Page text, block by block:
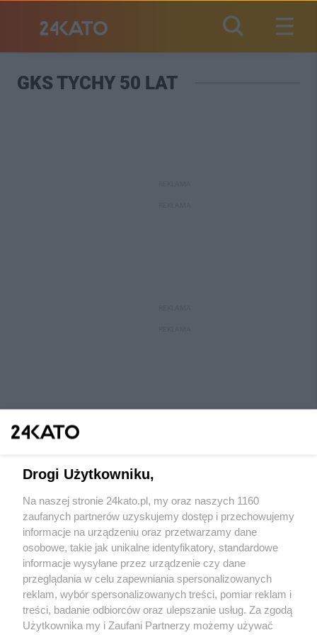
GKS TYCHY 50 LAT
Wydawca mediów lokalnych
Nie zapomnij
zapoznać się z:
polityką prywatności regulamin korzystania z portali
Twojemiasto Skontaktuj sięz nami
Drogi Użytkowniku,
Na naszej stronie 24kato.pl, my oraz naszych 1160
zaufanych partnerów uzyskujemy dostęp i przechowujemy
informacje na urządzeniu oraz przetwarzamy dane
osobowe, takie jak unikalne identyfikatory, standardowe
informacje wysyłane przez urządzenie czy dane
przeglądania w celu zapewniania spersonalizowanych
reklam, wybór spersonalizowanych treści, pomiar reklam i
treści, badanie odbiorców oraz ulepszanie usług. Za zgodą
Użytkownika my i Zaufani Partnerzy możemy używać